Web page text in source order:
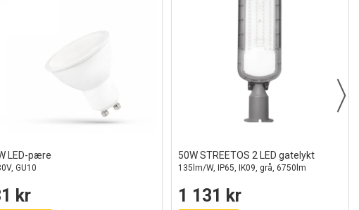
LED-pære
GU10
kr
50W STREETOS 2 LED gatelykt
135lm/W, IP65, IK09, grå, 6750lm
1 131 kr